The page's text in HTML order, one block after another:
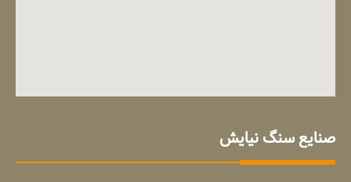
صنایع سنگ نیایش